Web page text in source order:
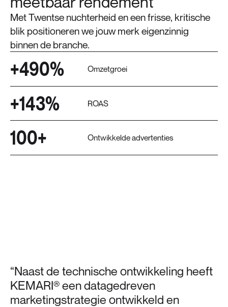
Met Twentse nuchterheid en een frisse, kritische
blik positioneren we jouw merk eigenzinnig
binnen de branche.
+490% Omzetgroei
+143% ROAS
100+ Ontwikkelde advertenties
“Naast de technische ontwikkeling heeft
KEMARI® een datagedreven
marketingstrategie ontwikkeld en